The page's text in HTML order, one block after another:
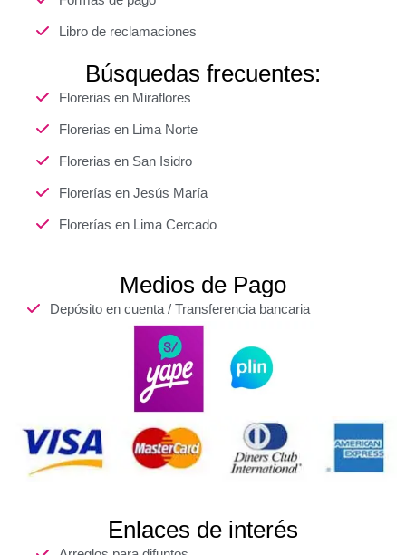
Libro de reclamaciones
Búsquedas frecuentes:
Florerias en Miraflores
Florerias en Lima Norte
Florerias en San Isidro
Florerías en Jesús María
Florerías en Lima Cercado
Medios de Pago
Depósito en cuenta / Transferencia bancaria
Enlaces de interés